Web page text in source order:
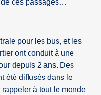
de ces passages…
pour les bus, et les
ont conduit à une
depuis 2 ans. Des
été diffusés dans le
à tout le monde